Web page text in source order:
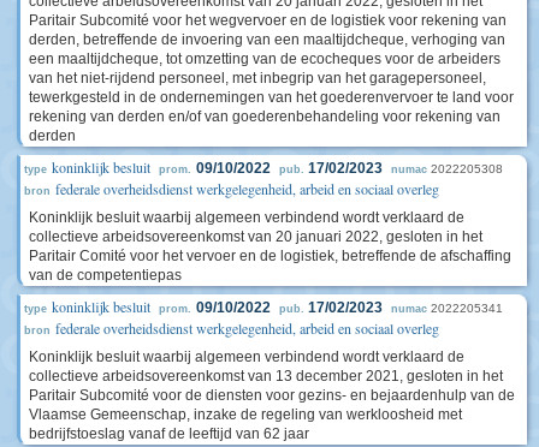
Paritair Subcomité voor het wegvervoer en de logistiek voor rekening van
derden, betreffende de invoering van een maaltijdcheque, verhoging van
een maaltijdcheque, tot omzetting van de ecocheques voor de arbeiders
van het niet-rijdend personeel, met inbegrip van het garagepersoneel,
tewerkgesteld in de ondernemingen van het goederenvervoer te land voor
rekening van derden en/of van goederenbehandeling voor rekening van
derden
type koninklijk besluit prom. 09/10/2022 pub. 17/02/2023 numac 2022205308
bron federale overheidsdienst werkgelegenheid, arbeid en sociaal overleg
Koninklijk besluit waarbij algemeen verbindend wordt verklaard de
collectieve arbeidsovereenkomst van 20 januari 2022, gesloten in het
Paritair Comité voor het vervoer en de logistiek, betreffende de afschaffing
van de competentiepas
type koninklijk besluit prom. 09/10/2022 pub. 17/02/2023 numac 2022205341
bron federale overheidsdienst werkgelegenheid, arbeid en sociaal overleg
Koninklijk besluit waarbij algemeen verbindend wordt verklaard de
collectieve arbeidsovereenkomst van 13 december 2021, gesloten in het
Paritair Subcomité voor de diensten voor gezins- en bejaardenhulp van de
Vlaamse Gemeenschap, inzake de regeling van werkloosheid met
bedrijfstoeslag vanaf de leeftijd van 62 jaar